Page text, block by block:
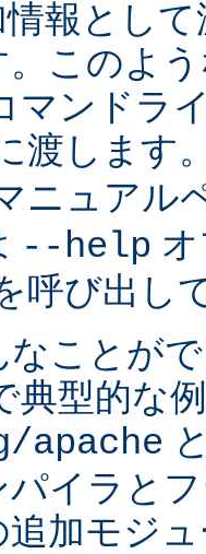
報とし
このよ
マンドラ
渡します
ニュアル
--help
呼び出し
なことが
典型的な
apache
イラと
追加モジ